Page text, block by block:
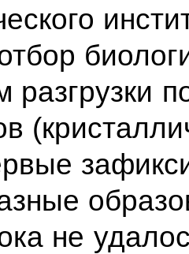
разгрузки
не